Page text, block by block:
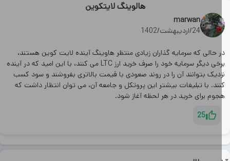
هالوینگ لایتکوین
marwan
24/اردیبهشت/1402
حالی که سرمایه گذاران زیادی منتظر هاوینگ آینده لایت کوین هستند،
برخی دیگر سرمایه خود را صرف خرید ارز LTC می کنند، با این امید که در آینده
بتوانند آن را در روند صعودی با قیمت بالاتری بفروشند و سود کسب
با تبلیغات بیشتر این پروتکل و جامعه آن، می توان انتظار داشت که
برای خرید در هر لحظه آغاز شود.
25